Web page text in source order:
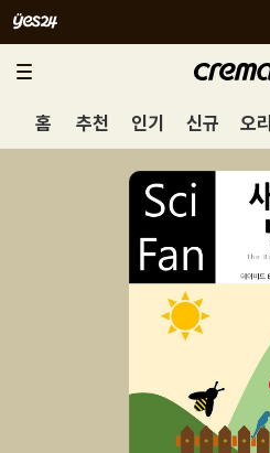
홈 추천 인기 신규 오